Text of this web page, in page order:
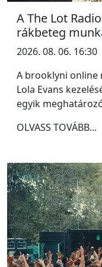
A The Lot
rákbeteg
2026. 08. 06. 16:30
A brooklyni online
Lola Evans
egyik
OLVASS TOVÁBB...